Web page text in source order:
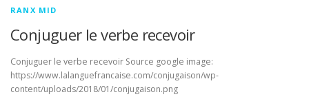
RANX MID
Conjuguer le verbe recevoir
Conjuguer le verbe recevoir Source google image:
https://www.lalanguefrancaise.com/conjugaison/wp-
content/uploads/2018/01/conjugaison.png